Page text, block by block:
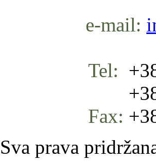
e-mail:
Tel:
+387
Fax:
prava